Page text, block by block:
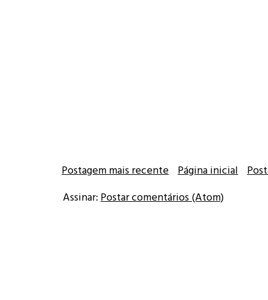
Postagem mais recente Página inicial
Assinar: Postar comentários (Atom)